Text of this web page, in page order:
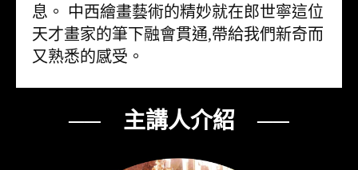
息。 中西繪畫藝術的精妙就在郎世寧這位
天才畫家的筆下融會貫通,帶給我們新奇而
又熟悉的感受。
── 主講人介紹 ──